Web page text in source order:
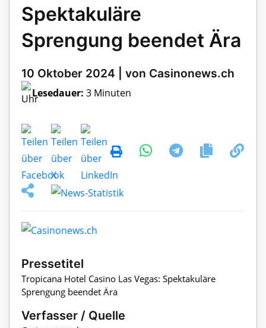
Spektakuläre
Sprengung beendet Ära
10 Oktober 2024 | von Casinonews.ch
Lesedauer: 3 Minuten
Pressetitel
Tropicana Hotel Casino Las Vegas: Spektakuläre
Sprengung beendet Ära
Verfasser / Quelle